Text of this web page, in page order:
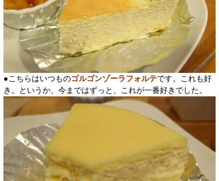
●こちらはいつものゴルゴンゾーラフォルテです。これも好
き。というか、今まではずっと、これが一番好きでした。